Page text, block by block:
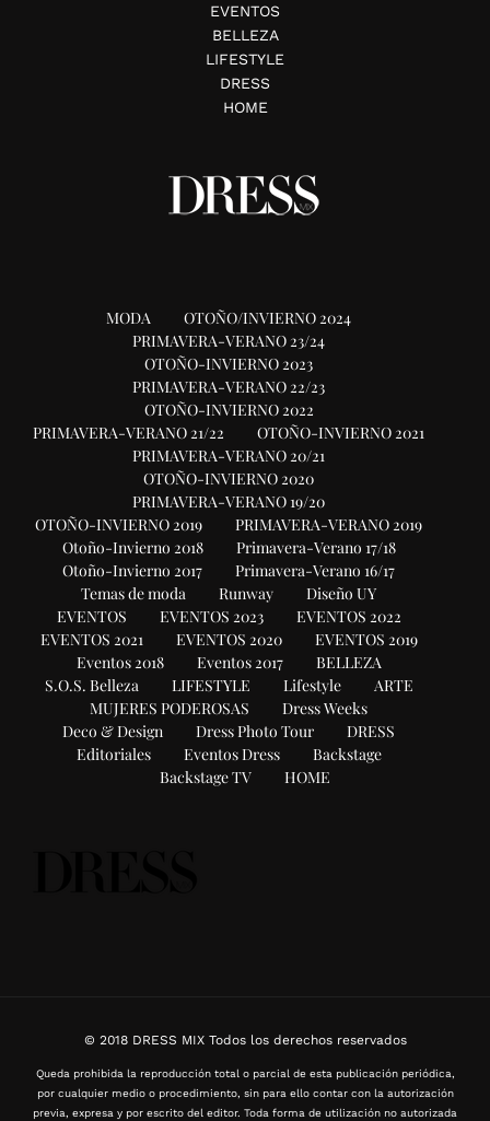
EVENTOS
BELLEZA
LIFESTYLE
DRESS
HOME
MODA
OTOÑO/INVIERNO 2024
PRIMAVERA-VERANO 23/24
OTOÑO-INVIERNO 2023
PRIMAVERA-VERANO 22/23
OTOÑO-INVIERNO 2022
PRIMAVERA-VERANO 21/22
OTOÑO-INVIERNO 2021
PRIMAVERA-VERANO 20/21
OTOÑO-INVIERNO 2020
PRIMAVERA-VERANO 19/20
OTOÑO-INVIERNO 2019
PRIMAVERA-VERANO 2019
Otoño-Invierno 2018
Primavera-Verano 17/18
Otoño-Invierno 2017
Primavera-Verano 16/17
Temas de moda
Runway
Diseño UY
EVENTOS
EVENTOS 2023
EVENTOS 2022
EVENTOS 2021
EVENTOS 2020
EVENTOS 2019
Eventos 2018
Eventos 2017
BELLEZA
S.O.S. Belleza
LIFESTYLE Lifestyle
ARTE
MUJERES PODEROSAS
Dress Weeks
Deco & Design
Dress Photo Tour
DRESS
Editoriales
Eventos Dress
Backstage
Backstage TV
HOME
© 2018 DRESS MIX Todos los derechos reservados
Queda prohibida la reproducción total o parcial de esta publicación periódica,
por cualquier medio o procedimiento, sin para ello contar con la autorización
previa, expresa y por escrito del editor. Toda forma de utilización no autorizada